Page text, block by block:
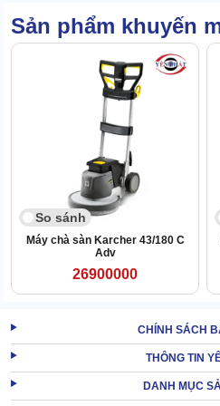
Chu kỳ bảo trì dài, không
Máy có kết cấu siêu bền bỉ, lớp vỏ
Sản phẩm khuyến
So sánh
Máy chà sàn Karcher 43/180 C
Adv
26900000
CHÍNH SÁCH
THÔNG TIN
DANH MỤC